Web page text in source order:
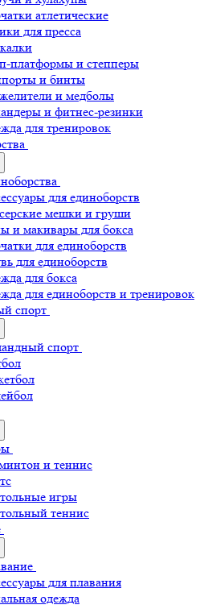
атлетические
для пресса
платформы и степперы
и бинты
и медболы
и фитнес-резинки
для тренировок
для единоборств
мешки и груши
и макивары для бокса
для единоборств
для единоборств
для бокса
для единоборств и тренировок
спорт
спорт
и теннис
игры
теннис
для плавания
одежда